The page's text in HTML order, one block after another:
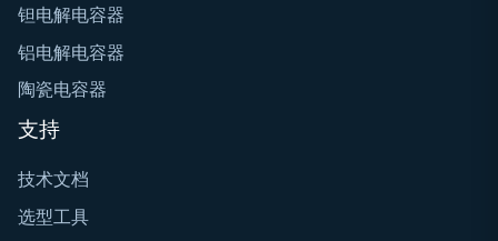
钽电解电容器
铝电解电容器
陶瓷电容器
支持
技术文档
选型工具